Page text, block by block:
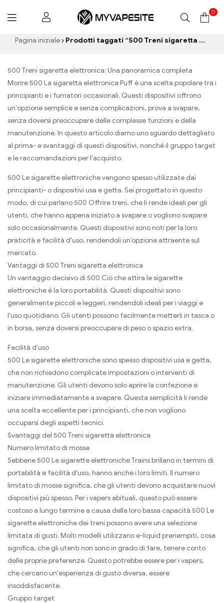
Myvapesite.de
0
Pagina iniziale Prodotti taggati “500 Treni sigaretta elettronica”
500 Treni sigaretta elettronica: Una panoramica completa
Morire 500 La sigaretta elettronica Puff è una scelta popolare tra i
principianti e i fumatori occasionali. Questi dispositivi offrono
un'opzione semplice e senza complicazioni, prova a svapare,
senza doversi preoccupare delle complesse funzioni e della
manutenzione. In questo articolo diamo uno sguardo dettagliato
al prima- e svantaggi di questi dispositivi, nonché il gruppo target
e le raccomandazioni per l'acquisto.
500 Le sigarette elettroniche vengono spesso utilizzate dai
principianti- o dispositivi usa e getta. Sei progettato in questo
modo, di cui parlano 500 Offrire treni, che li rende ideali per gli
utenti, che hanno appena iniziato a svapare o vogliono svapare
solo occasionalmente. Questi dispositivi sono noti per la loro
praticità e facilità d'uso, rendendoli un’opzione attraente sul
mercato.
Vantaggi di 500 Treni sigaretta elettronica
Un vantaggio decisivo di 500 Ciò che attira le sigarette
elettroniche è la loro portabilità. Questi dispositivi sono
generalmente piccoli e leggeri, rendendoli ideali per i viaggi e
l'uso quotidiano. Gli utenti possono facilmente metterli in tasca o
in borsa, senza doversi preoccupare di peso o spazio extra.
Facilità d'uso
500 Le sigarette elettroniche sono spesso dispositivi usa e getta,
che non richiedono complicate impostazioni o interventi di
manutenzione. Gli utenti devono solo aprire la confezione e
iniziare immediatamente a svapare. Questa semplicità li rende
una scelta eccellente per i principianti, che non vogliono
occuparsi degli aspetti tecnici.
Svantaggi del 500 Treni sigaretta elettronica
Numero limitato di mosse
Sebbene 500 Le sigarette elettroniche Trains brillano in termini di
portabilità e facilità d'uso, hanno anche i loro limiti. Il numero
limitato di mosse significa, che gli utenti devono acquistare nuovi
dispositivi più spesso. Per i vapers abituali, questo può essere
costoso a lungo termine a causa della loro bassa capacità 500 Le
sigarette elettroniche dei treni possono avere una selezione
limitata di gusti. Molti modelli utilizzano e-liquid preriempiti, cosa
significa, che gli utenti non sono in grado di fare, tenere conto
delle proprie preferenze. Questo potrebbe essere per i vapers,
che cercano un'esperienza di gusto diversa, essere
insoddisfacente.
Gruppo target